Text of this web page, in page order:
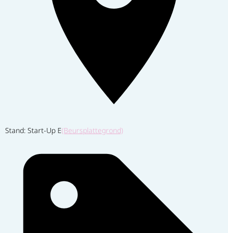
Stand: Start-Up E(Beursplattegrond)